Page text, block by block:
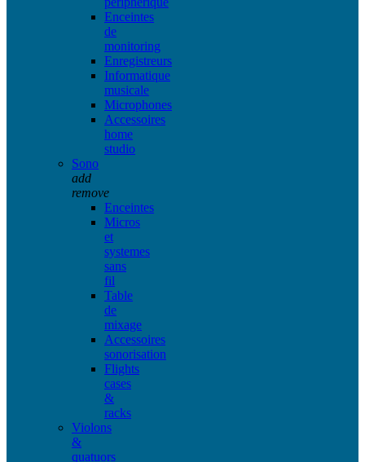
Enceintes
de
monitoring
Enregistreurs
Informatique
musicale
Microphones
Accessoires
home
studio
Sono
add
remove
Enceintes
Micros
et
systemes
sans
fil
Table
de
mixage
Accessoires
sonorisation
Flights
cases
&
racks
Violons
&
quatuors